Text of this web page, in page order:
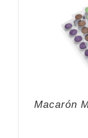
Macarón